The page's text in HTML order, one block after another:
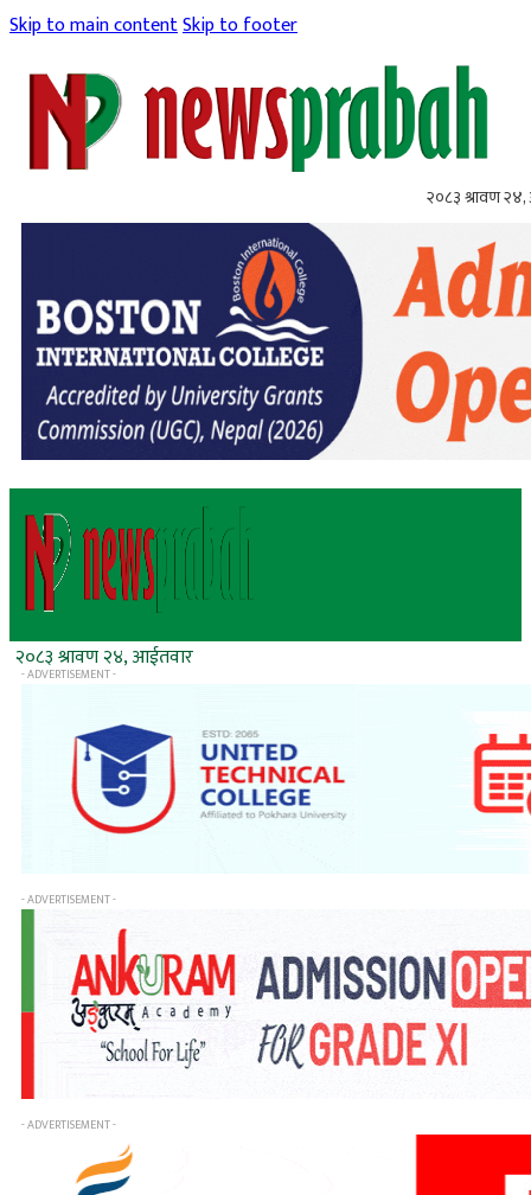
Skip to main contentSkip to footer
२०८३ श्रावण
२०८३ श्रावण २४, आईतवार
- ADVERTISEMENT -
- ADVERTISEMENT -
- ADVERTISEMENT -